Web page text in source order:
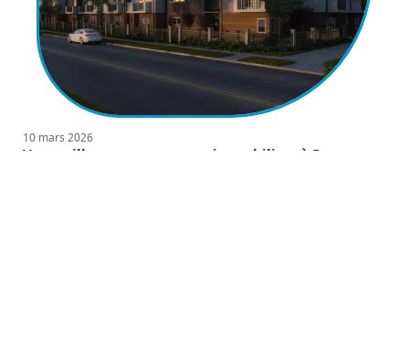
10 mars 2026
Vos meilleurs programmes immobiliers à Rennes